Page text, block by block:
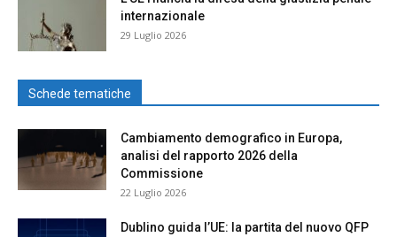
internazionale
29 Luglio 2026
Schede tematiche
Cambiamento demografico in Europa,
analisi del rapporto 2026 della
Commissione
22 Luglio 2026
Dublino guida l’UE: la partita del nuovo QFP